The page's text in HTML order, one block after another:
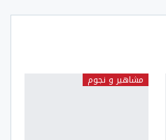
مشاهير و نجوم